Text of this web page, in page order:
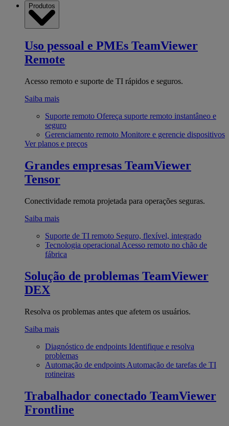
Produtos
Uso pessoal e PMEs TeamViewer
Remote
Acesso remoto e suporte de TI rápidos e seguros.
Saiba mais
Suporte remoto Ofereça suporte remoto instantâneo e
seguro
Gerenciamento remoto Monitore e gerencie dispositivos
Ver planos e preços
Grandes empresas TeamViewer
Tensor
Conectividade remota projetada para operações seguras.
Saiba mais
Suporte de TI remoto Seguro, flexível, integrado
Tecnologia operacional Acesso remoto no chão de
fábrica
Solução de problemas TeamViewer
DEX
Resolva os problemas antes que afetem os usuários.
Saiba mais
Diagnóstico de endpoints Identifique e resolva
problemas
Automação de endpoints Automação de tarefas de TI
rotineiras
Trabalhador conectado TeamViewer
Frontline